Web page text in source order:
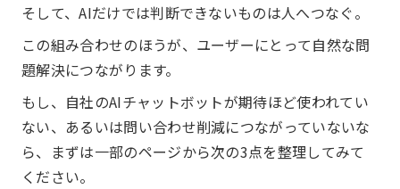
そして、AIだけでは判断できないものは人へつなぐ。
この組み合わせのほうが、ユーザーにとって自然な問
題解決につながります。
もし、自社のAIチャットボットが期待ほど使われてい
ない、あるいは問い合わせ削減につながっていないな
ら、まずは一部のページから次の3点を整理してみて
ください。